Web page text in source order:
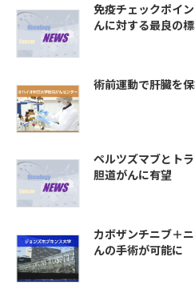
免疫チェックポイ
んに対する最良の
術前運動で肝臓を
ペルツズマブとト
胆道がんに有望
カボザンチニブ＋
んの手術が可能に